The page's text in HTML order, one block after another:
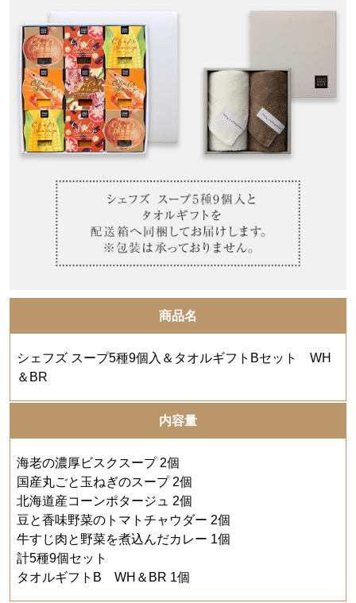
商品名
シェフズ スープ5種9個入＆タオルギフトBセット WH
＆BR
内容量
海老の濃厚ビスクスープ 2個
国産丸ごと玉ねぎのスープ 2個
北海道産コーンポタージュ 2個
豆と香味野菜のトマトチャウダー 2個
牛すじ肉と野菜を煮込んだカレー 1個
計5種9個セット
タオルギフトB WH＆BR 1個